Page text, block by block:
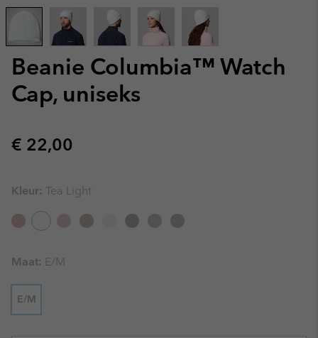
Beanie Columbia™ Watch
Cap, uniseks
Regular price:
€ 22,00
Kleur: Tea Light
Maat: E/M
E/M